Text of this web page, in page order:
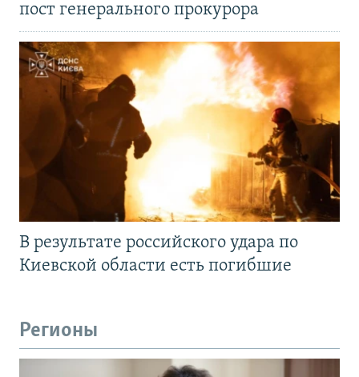
пост генерального прокурора
В результате российского удара по
Киевской области есть погибшие
Регионы